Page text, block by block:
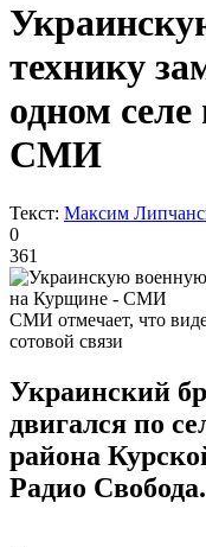
технику
одном
СМИ
Текст: Максим
0
361
СМИ отмечает, что
сотовой связи
Украинский
двигался по
района
Радио Свобода.